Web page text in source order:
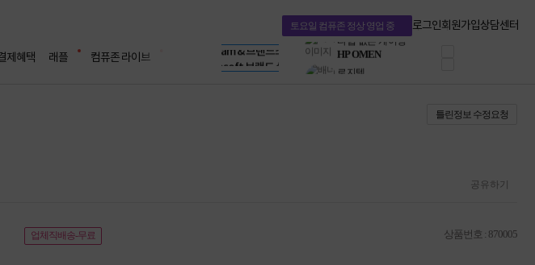
토요일 컴퓨존 정상 영업 중 로그인회원가입상담센터
제혜택 래플 컴퓨존 라이브
LG gram & 브랜드스토어
Microsoft 브랜드스토어
Dell 구매 찬스
프로 에센셜
타협 없는 게이밍
틀린정보 수정요청
공유하기
업체직배송-무료 상품번호 : 870005